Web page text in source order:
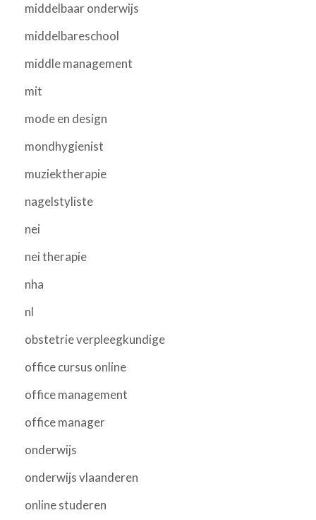
middelbaar onderwijs
middelbareschool
middle management
mit
mode en design
mondhygienist
muziektherapie
nagelstyliste
nei
nei therapie
nha
nl
obstetrie verpleegkundige
office cursus online
office management
office manager
onderwijs
onderwijs vlaanderen
online studeren